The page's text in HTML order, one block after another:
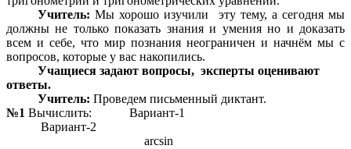
Учитель: Мы хорошо изучили эту тему, а сегодня мы
должны не только показать знания и умения но и доказать
всем и себе, что мир познания неограничен и начнём мы с
вопросов, которые у вас накопились.
Учащиеся задают вопросы, эксперты оценивают
ответы.
Учитель: Проведем письменный диктант.
№1 Вычислить: Вариант-1
Вариант-2
arcsin